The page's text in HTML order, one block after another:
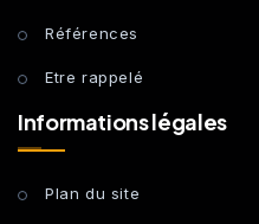
Références
Etre rappelé
Informations légales
Plan du site